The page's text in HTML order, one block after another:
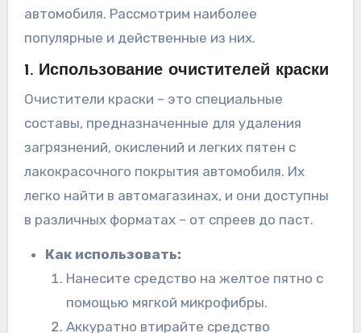
автомобиля. Рассмотрим наиболее
популярные и действенные из них.
1. Использование очистителей краски
Очистители краски – это специальные
составы, предназначенные для удаления
загрязнений, окислений и легких пятен с
лакокрасочного покрытия автомобиля. Их
легко найти в автомагазинах, и они доступны
в различных форматах – от спреев до паст.
Как использовать:
Нанесите средство на желтое пятно с
помощью мягкой микрофибры.
Аккуратно втирайте средство